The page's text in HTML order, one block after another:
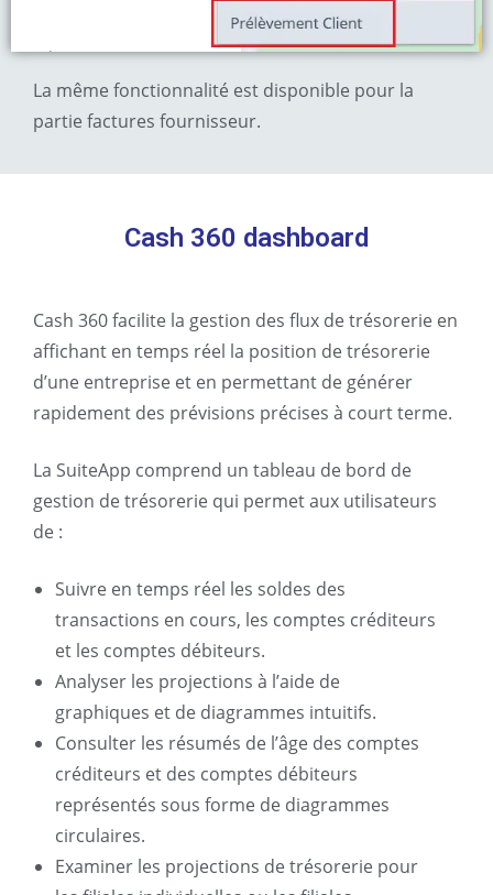
La même fonctionnalité est disponible pour la
partie factures fournisseur.
Cash 360 dashboard
Cash 360 facilite la gestion des flux de trésorerie en
affichant en temps réel la position de trésorerie
d’une entreprise et en permettant de générer
rapidement des prévisions précises à court terme.
La SuiteApp comprend un tableau de bord de
gestion de trésorerie qui permet aux utilisateurs
de :
Suivre en temps réel les soldes des
transactions en cours, les comptes créditeurs
et les comptes débiteurs.
Analyser les projections à l’aide de
graphiques et de diagrammes intuitifs.
Consulter les résumés de l’âge des comptes
créditeurs et des comptes débiteurs
représentés sous forme de diagrammes
circulaires.
Examiner les projections de trésorerie pour